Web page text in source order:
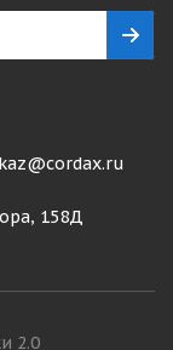
158Д
2.0